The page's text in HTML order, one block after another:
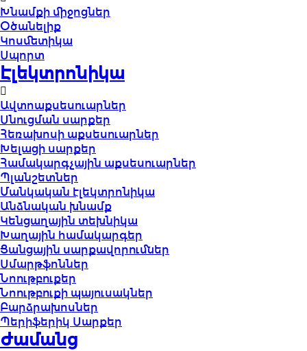
Խնամքի միջոցներ
Օծանելիք
Կոսմետիկա
Սպորտ
Էլեկտրոնիկա
Ավտոաքսեսուարներ
Սնուցման սարքեր
Հեռախոսի աքսեսուարներ
Խելացի սարքեր
Համակարգչային աքսեսուարներ
Պլանշետներ
Մանկական էլեկտրոնիկա
Անձնական խնամք
Կենցաղային տեխնիկա
Խաղային համակարգեր
Ցանցային սարքավորումներ
Սմարթֆոններ
Նոութբուքեր
Նոութբուքի պայուսակներ
Բարձրախոսներ
Պերիֆերիկ Սարքեր
Ժամանց